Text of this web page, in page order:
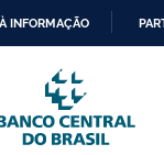
PARA
O
CONTEÚDO
INFORMAÇÃO